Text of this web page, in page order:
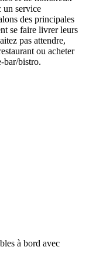
un service
des principales
se faire livrer leurs
pas attendre,
ou acheter
bar/bistro.
à bord avec